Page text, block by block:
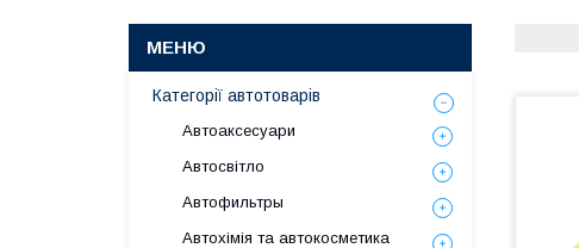
Категорії автотоварів
Автоаксесуари
Автосвітло
Автофильтры
Автохімія та автокосметика